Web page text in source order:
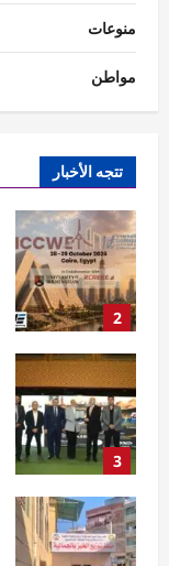
منوعات
مواطن
تتجه الأخبار
1
2
3
4